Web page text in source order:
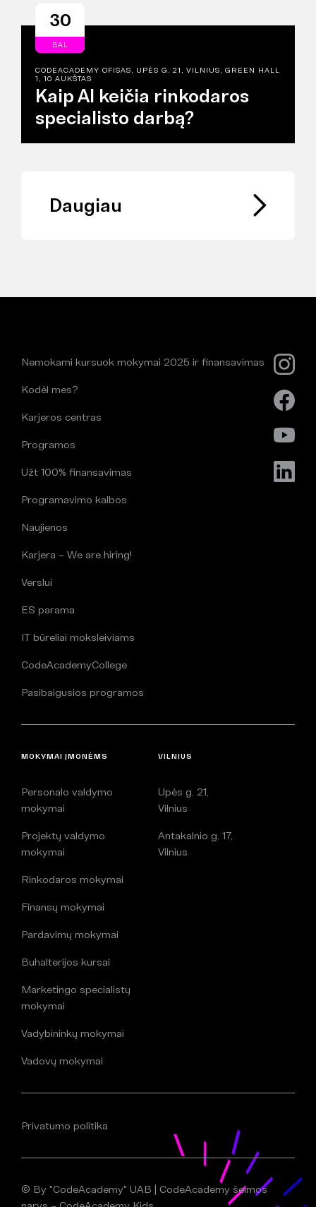
30
BAL
CODEACADEMY OFISAS, UPĖS G. 21, VILNIUS, GREEN HALL
1, 10 AUKŠTAS
Kaip AI keičia rinkodaros
specialisto darbą?
Daugiau
Nemokami kursuok mokymai 2025 ir finansavimas
Kodėl mes?
Karjeros centras
Programos
Užt 100% finansavimas
Programavimo kalbos
Naujienos
Karjera – We are hiring!
Verslui
ES parama
IT būreliai moksleiviams
CodeAcademyCollege
Pasibaigusios programos
MOKYMAI ĮMONĖMS
Personalo valdymo
mokymai
Projektų valdymo
mokymai
Rinkodaros mokymai
Finansų mokymai
Pardavimų mokymai
Buhalterijos kursai
Marketingo specialistų
mokymai
Vadybininkų mokymai
Vadovų mokymai
VILNIUS
Upės g. 21,
Vilnius
Antakalnio g. 17,
Vilnius
Privatumo politika
© By "CodeAcademy" UAB | CodeAcademy šeimos